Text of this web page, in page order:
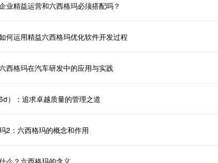
业精益运营和六西格玛必须搭配吗？
何运用精益六西格玛优化软件开发过程
西格玛在汽车研发中的应用与实践
）：追求卓越质量的管理之道
2：六西格玛的概念和作用